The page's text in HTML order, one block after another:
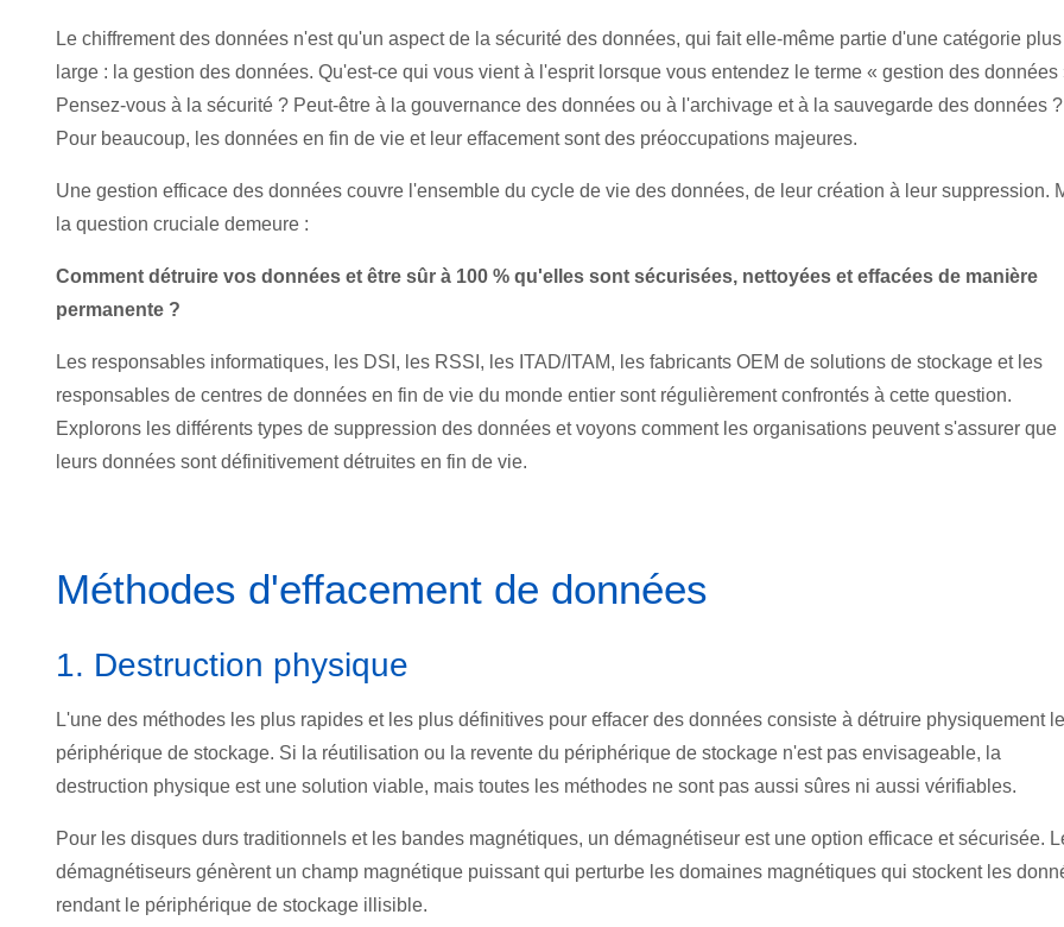
Le chiffrement des données n'est qu'un aspect de la sécurité des données, qui fait elle-même partie d'une catégorie plus
large : la gestion des données. Qu'est-ce qui vous vient à l'esprit lorsque vous entendez le terme « gestion des données
Pensez-vous à la sécurité ? Peut-être à la gouvernance des données ou à l'archivage et à la sauvegarde des données ?
Pour beaucoup, les données en fin de vie et leur effacement sont des préoccupations majeures.
Une gestion efficace des données couvre l'ensemble du cycle de vie des données, de leur création à leur suppression.
la question cruciale demeure :
Comment détruire vos données et être sûr à 100 % qu'elles sont sécurisées, nettoyées et effacées de manière
permanente ?
Les responsables informatiques, les DSI, les RSSI, les ITAD/ITAM, les fabricants OEM de solutions de stockage et les
responsables de centres de données en fin de vie du monde entier sont régulièrement confrontés à cette question.
Explorons les différents types de suppression des données et voyons comment les organisations peuvent s'assurer que
leurs données sont définitivement détruites en fin de vie.
Méthodes d'effacement de données
1. Destruction physique
L'une des méthodes les plus rapides et les plus définitives pour effacer des données consiste à détruire physiquement le
périphérique de stockage. Si la réutilisation ou la revente du périphérique de stockage n'est pas envisageable, la
destruction physique est une solution viable, mais toutes les méthodes ne sont pas aussi sûres ni aussi vérifiables.
Pour les disques durs traditionnels et les bandes magnétiques, un démagnétiseur est une option efficace et sécurisée.
démagnétiseurs génèrent un champ magnétique puissant qui perturbe les domaines magnétiques qui stockent les
rendant le périphérique de stockage illisible.